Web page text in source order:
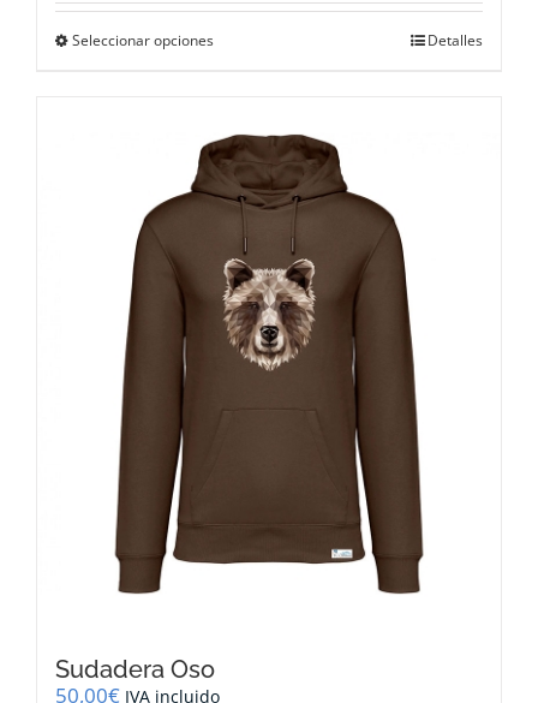
Seleccionar opciones
variantes.
Las
opciones
se
pueden
elegir
en
la
página
de
producto
Detalles
Sudadera Oso
50,00€ IVA incluido